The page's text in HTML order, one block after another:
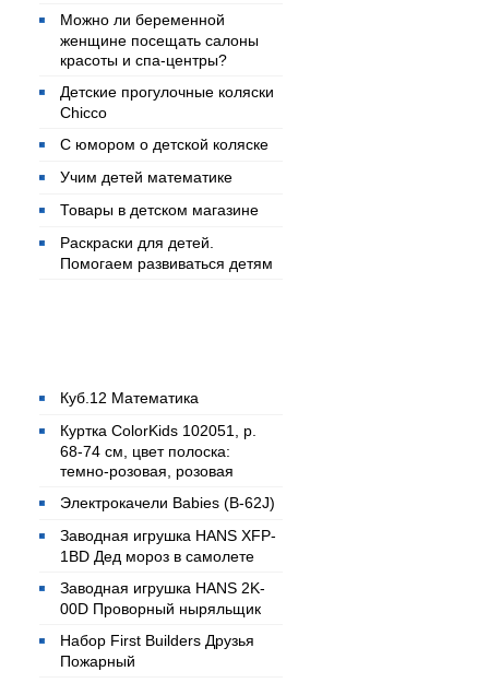
Можно ли беременной
женщине посещать салоны
красоты и спа-центры?
Детские прогулочные коляски
Chicco
С юмором о детской коляске
Учим детей математике
Товары в детском магазине
Раскраски для детей.
Помогаем развиваться детям
Куб.12 Математика
Куртка ColorKids 102051, р.
68-74 см, цвет полоска:
темно-розовая, розовая
Электрокачели Babies (B-62J)
Заводная игрушка HANS XFP-
1BD Дед мороз в самолете
Заводная игрушка HANS 2K-
00D Проворный ныряльщик
Набор First Builders Друзья
Пожарный